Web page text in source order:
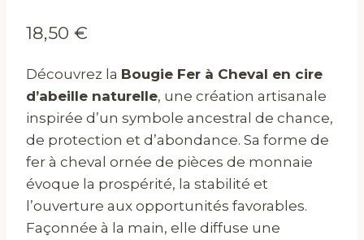
18,50 €
Découvrez la Bougie Fer à Cheval en cire
d’abeille naturelle, une création artisanale
inspirée d’un symbole ancestral de chance,
de protection et d’abondance. Sa forme de
fer à cheval ornée de pièces de monnaie
évoque la prospérité, la stabilité et
l’ouverture aux opportunités favorables.
Façonnée à la main, elle diffuse une